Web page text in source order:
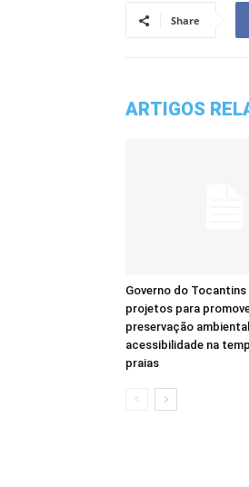
Share
ARTIGOS
Governo do Tocantins
projetos para
preservação
acessibilidade na
praias